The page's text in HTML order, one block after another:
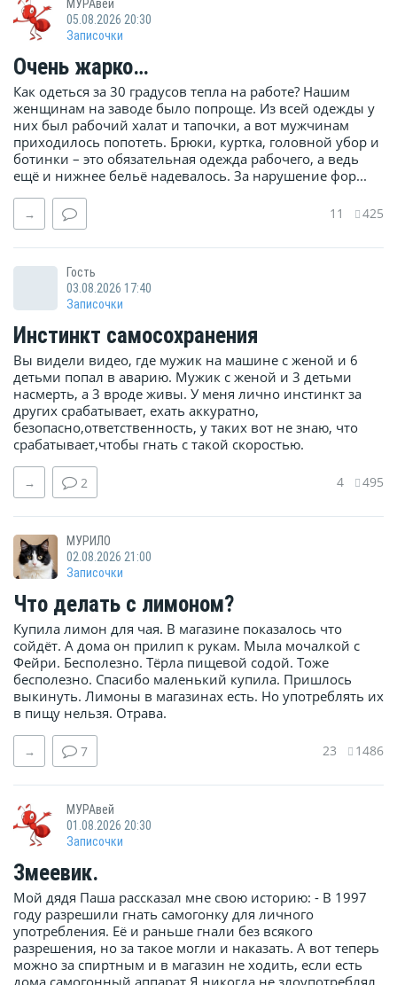
МУРАвей
05.08.2026 20:30
Записочки
Очень жарко…
Как одеться за 30 градусов тепла на работе? Нашим
женщинам на заводе было попроще. Из всей одежды у
них был рабочий халат и тапочки, а вот мужчинам
приходилось попотеть. Брюки, куртка, головной убор и
ботинки – это обязательная одежда рабочего, а ведь
ещё и нижнее бельё надевалось. За нарушение фор...
→ 11 425
Гость
03.08.2026 17:40
Записочки
Инстинкт самосохранения
Вы видели видео, где мужик на машине с женой и 6
детьми попал в аварию. Мужик с женой и 3 детьми
насмерть, а 3 вроде живы. У меня лично инстинкт за
других срабатывает, ехать аккуратно,
безопасно,ответственность, у таких вот не знаю, что
срабатывает,чтобы гнать с такой скоростью.
→ 2 4 495
МУРИЛО
02.08.2026 21:00
Записочки
Что делать с лимоном?
Купила лимон для чая. В магазине показалось что
сойдёт. А дома он прилип к рукам. Мыла мочалкой с
Фейри. Бесполезно. Тёрла пищевой содой. Тоже
бесполезно. Спасибо маленький купила. Пришлось
выкинуть. Лимоны в магазинах есть. Но употреблять их
в пищу нельзя. Отрава.
→ 7 23 1486
МУРАвей
01.08.2026 20:30
Записочки
Змеевик.
Мой дядя Паша рассказал мне свою историю: - В 1997
году разрешили гнать самогонку для личного
употребления. Её и раньше гнали без всякого
разрешения, но за такое могли и наказать. А вот теперь
можно за спиртным и в магазин не ходить, если есть